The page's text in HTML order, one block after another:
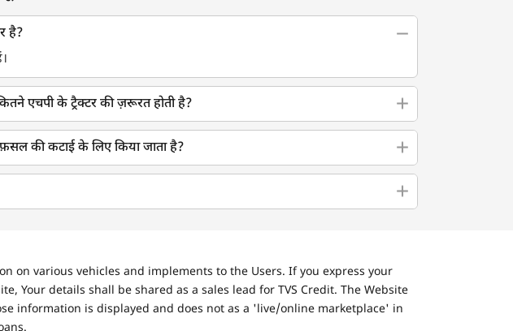
है?
एचपी के ट्रैक्टर की ज़रूरत होती है?
फ़सल की कटाई के लिए किया जाता है?
on various vehicles and implements to the Users. If you express your
Your details shall be shared as a sales lead for TVS Credit. The Website
information is displayed and does not as a 'live/online marketplace' in